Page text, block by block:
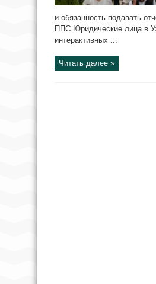
и обязанность подавать
ППС Юридические лица в
интерактивных ...
Читать далее »